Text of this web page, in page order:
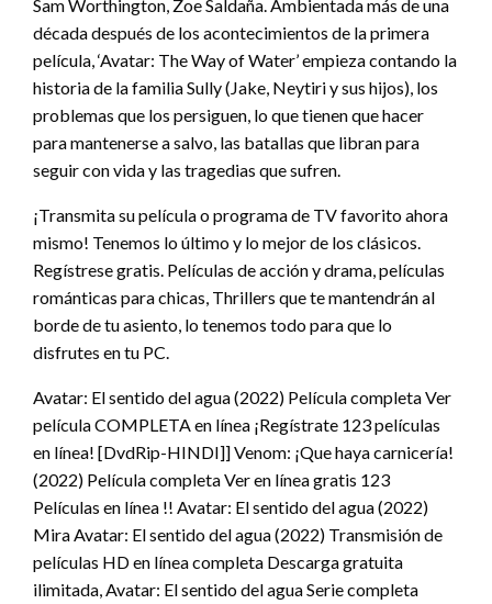
Sam Worthington, Zoe Saldaña. Ambientada más de una
década después de los acontecimientos de la primera
película, ‘Avatar: The Way of Water’ empieza contando la
historia de la familia Sully (Jake, Neytiri y sus hijos), los
problemas que los persiguen, lo que tienen que hacer
para mantenerse a salvo, las batallas que libran para
seguir con vida y las tragedias que sufren.
¡Transmita su película o programa de TV favorito ahora
mismo! Tenemos lo último y lo mejor de los clásicos.
Regístrese gratis. Películas de acción y drama, películas
románticas para chicas, Thrillers que te mantendrán al
borde de tu asiento, lo tenemos todo para que lo
disfrutes en tu PC.
Avatar: El sentido del agua (2022) Película completa Ver
película COMPLETA en línea ¡Regístrate 123 películas
en línea! [DvdRip-HINDI]] Venom: ¡Que haya carnicería!
(2022) Película completa Ver en línea gratis 123
Películas en línea !! Avatar: El sentido del agua (2022)
Mira Avatar: El sentido del agua (2022) Transmisión de
películas HD en línea completa Descarga gratuita
ilimitada, Avatar: El sentido del agua Serie completa